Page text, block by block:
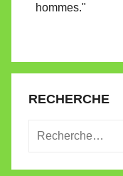
hommes."
RECHERCHE
Recherche
: